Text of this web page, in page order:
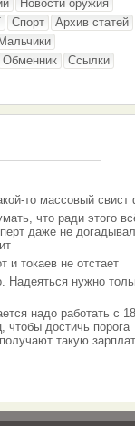
Новости оружия
Спорт
Архив статей
Мальчики
Обменник
Ссылки
то массовый свист
что ради этого
даже не
и токаев не отстает
Надеяться нужно
надо работать с
чтобы достичь порога
такую